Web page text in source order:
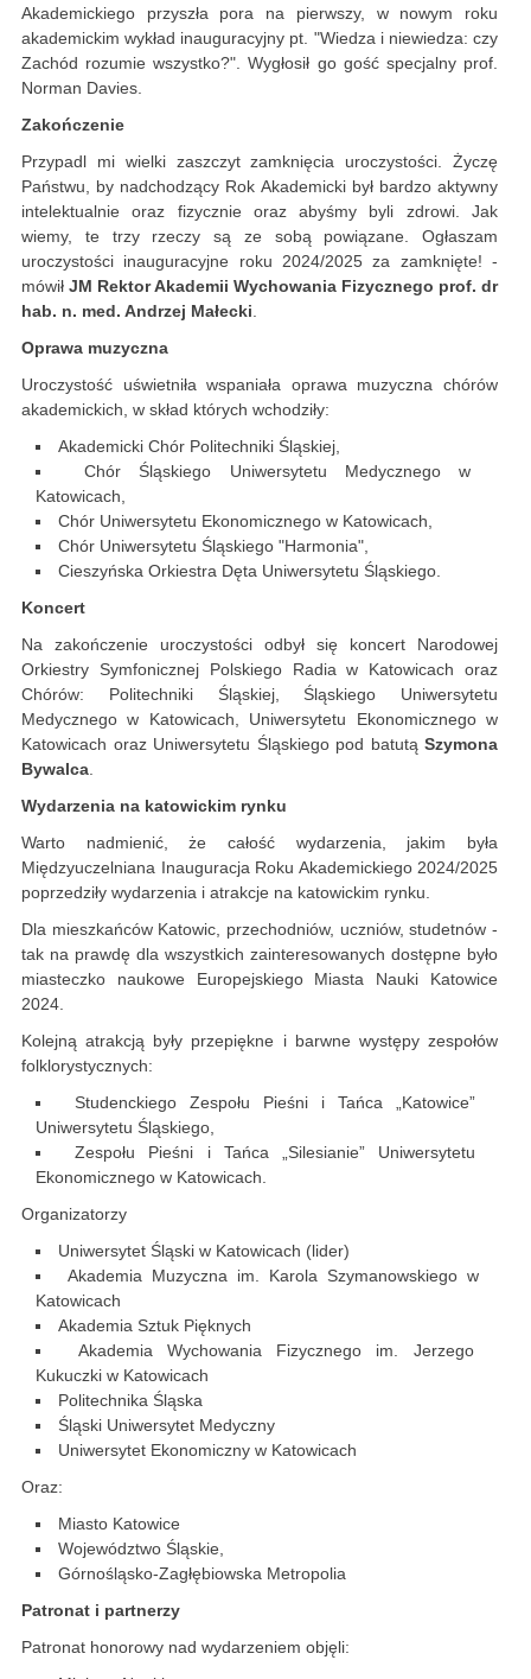
Akademickiego przyszła pora na pierwszy, w nowym roku
akademickim wykład inauguracyjny pt. "Wiedza i niewiedza: czy
Zachód rozumie wszystko?". Wygłosił go gość specjalny prof.
Norman Davies.
Zakończenie
Przypadl mi wielki zaszczyt zamknięcia uroczystości. Życzę
Państwu, by nadchodzący Rok Akademicki był bardzo aktywny
intelektualnie oraz fizycznie oraz abyśmy byli zdrowi. Jak
wiemy, te trzy rzeczy są ze sobą powiązane. Ogłaszam
uroczystości inauguracyjne roku 2024/2025 za zamknięte! -
mówił JM Rektor Akademii Wychowania Fizycznego prof. dr
hab. n. med. Andrzej Małecki.
Oprawa muzyczna
Uroczystość uświetniła wspaniała oprawa muzyczna chórów
akademickich, w skład których wchodziły:
Akademicki Chór Politechniki Śląskiej,
Chór Śląskiego Uniwersytetu Medycznego w
Katowicach,
Chór Uniwersytetu Ekonomicznego w Katowicach,
Chór Uniwersytetu Śląskiego "Harmonia",
Cieszyńska Orkiestra Dęta Uniwersytetu Śląskiego.
Koncert
Na zakończenie uroczystości odbył się koncert Narodowej
Orkiestry Symfonicznej Polskiego Radia w Katowicach oraz
Chórów: Politechniki Śląskiej, Śląskiego Uniwersytetu
Medycznego w Katowicach, Uniwersytetu Ekonomicznego w
Katowicach oraz Uniwersytetu Śląskiego pod batutą Szymona
Bywalca.
Wydarzenia na katowickim rynku
Warto nadmienić, że całość wydarzenia, jakim była
Międzyuczelniana Inauguracja Roku Akademickiego 2024/2025
poprzedziły wydarzenia i atrakcje na katowickim rynku.
Dla mieszkańców Katowic, przechodniów, uczniów, studetnów -
tak na prawdę dla wszystkich zainteresowanych dostępne było
miasteczko naukowe Europejskiego Miasta Nauki Katowice
2024.
Kolejną atrakcją były przepiękne i barwne występy zespołów
folklorystycznych:
Studenckiego Zespołu Pieśni i Tańca „Katowice”
Uniwersytetu Śląskiego,
Zespołu Pieśni i Tańca „Silesianie” Uniwersytetu
Ekonomicznego w Katowicach.
Organizatorzy
Uniwersytet Śląski w Katowicach (lider)
Akademia Muzyczna im. Karola Szymanowskiego w
Katowicach
Akademia Sztuk Pięknych
Akademia Wychowania Fizycznego im. Jerzego
Kukuczki w Katowicach
Politechnika Śląska
Śląski Uniwersytet Medyczny
Uniwersytet Ekonomiczny w Katowicach
Oraz:
Miasto Katowice
Województwo Śląskie,
Górnośląsko-Zagłębiowska Metropolia
Patronat i partnerzy
Patronat honorowy nad wydarzeniem objęli: